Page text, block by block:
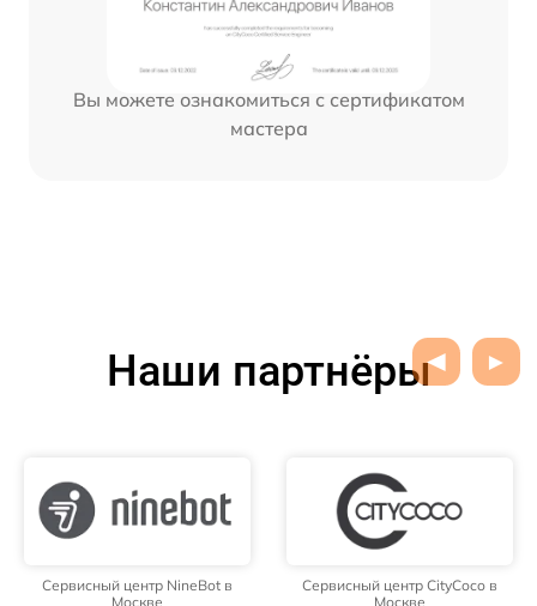
Вы можете ознакомиться с сертификатом
мастера
Наши партнёры
Сервисный центр NineBot в
Москве
Сервисный центр CityCoco в
Москве